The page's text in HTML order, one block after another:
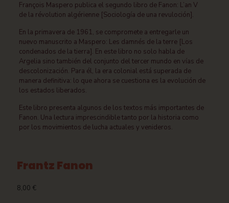
François Maspero publica el segundo libro de Fanon: L’an V
de la révolution algérienne [Sociología de una revuloción].
En la primavera de 1961, se compromete a entregarle un
nuevo manuscrito a Maspero: Les damnés de la terre [Los
condenados de la tierra]. En este libro no solo habla de
Argelia sino también del conjunto del tercer mundo en vías de
descolonización. Para él, la era colonial está superada de
manera definitiva: lo que ahora se cuestiona es la evolución de
los estados liberados.
Este libro presenta algunos de los textos más importantes de
Fanon. Una lectura imprescindible tanto por la historia como
por los movimientos de lucha actuales y venideros.
Frantz Fanon
8,00 €